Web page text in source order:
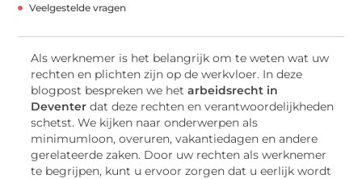
Veelgestelde vragen
Als werknemer is het belangrijk om te weten wat uw
rechten en plichten zijn op de werkvloer. In deze
blogpost bespreken we hetarbeidsrecht in
Deventer dat deze rechten en verantwoordelijkheden
schetst. We kijken naar onderwerpen als
minimumloon, overuren, vakantiedagen en andere
gerelateerde zaken. Door uw rechten als werknemer
te begrijpen, kunt u ervoor zorgen dat u eerlijk wordt